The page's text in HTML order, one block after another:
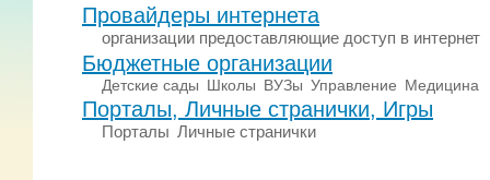
Провайдеры интернета
организации предоставляющие доступ в интернет
Бюджетные организации
Детские сады Школы ВУЗы Управление Медицина
Порталы, Личные странички, Игры
Порталы Личные странички